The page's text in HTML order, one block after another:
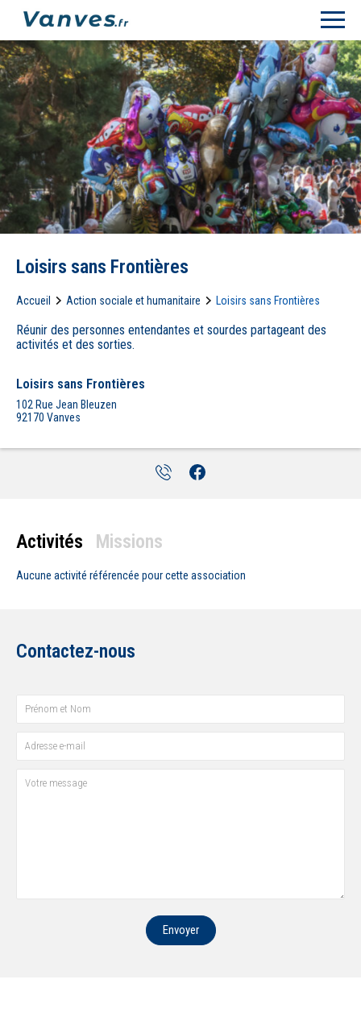
Loisirs sans Frontières
Accueil Action sociale et humanitaire Loisirs sans Frontières
Réunir des personnes entendantes et sourdes partageant des
activités et des sorties.
Loisirs sans Frontières
102 Rue Jean Bleuzen
92170 Vanves
Activités Missions
Aucune activité référencée pour cette association
Contactez-nous
Envoyer